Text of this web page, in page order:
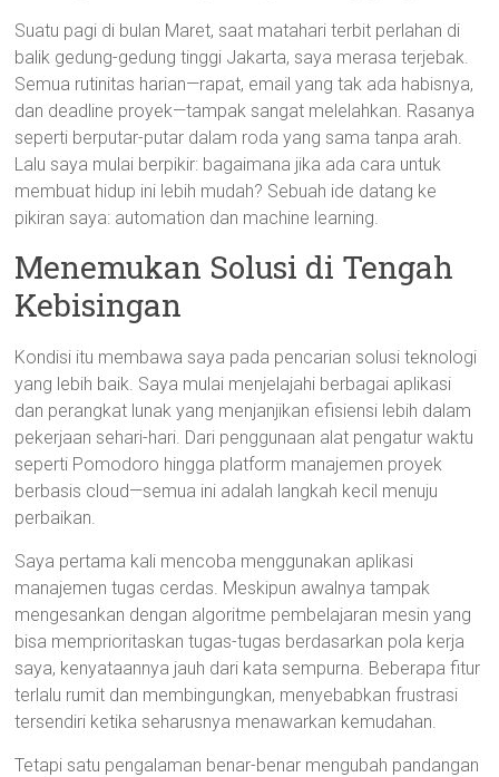
Suatu pagi di bulan Maret, saat matahari terbit perlahan di
balik gedung-gedung tinggi Jakarta, saya merasa terjebak.
Semua rutinitas harian—rapat, email yang tak ada habisnya,
dan deadline proyek—tampak sangat melelahkan. Rasanya
seperti berputar-putar dalam roda yang sama tanpa arah.
Lalu saya mulai berpikir: bagaimana jika ada cara untuk
membuat hidup ini lebih mudah? Sebuah ide datang ke
pikiran saya: automation dan machine learning.
Menemukan Solusi di Tengah
Kebisingan
Kondisi itu membawa saya pada pencarian solusi teknologi
yang lebih baik. Saya mulai menjelajahi berbagai aplikasi
dan perangkat lunak yang menjanjikan efisiensi lebih dalam
pekerjaan sehari-hari. Dari penggunaan alat pengatur waktu
seperti Pomodoro hingga platform manajemen proyek
berbasis cloud—semua ini adalah langkah kecil menuju
perbaikan.
Saya pertama kali mencoba menggunakan aplikasi
manajemen tugas cerdas. Meskipun awalnya tampak
mengesankan dengan algoritme pembelajaran mesin yang
bisa memprioritaskan tugas-tugas berdasarkan pola kerja
saya, kenyataannya jauh dari kata sempurna. Beberapa fitur
terlalu rumit dan membingungkan, menyebabkan frustrasi
tersendiri ketika seharusnya menawarkan kemudahan.
Tetapi satu pengalaman benar-benar mengubah pandangan